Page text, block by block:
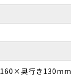
160×奥行き130mm